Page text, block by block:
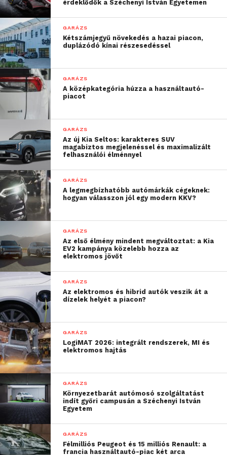
magukban foglalják a gumiabroncs-adományozást, a
tehetséggondozást, a fogyatékkal élők számára
történő munkahelyteremtést, a hátrányos helyzetű
háztartások és helyi közösségek támogatását, a
közlekedésbiztonság javítását, az orvosi
segítségnyújtást és ökoszisztéma-helyreállítási
projekteket.
A Hankook a jövőben is folytatni kívánja a helyi
közösségekkel folytatott, szoros kommunikáción
alapuló kezdeményezéseit, aktívan megvalósítva
vállalati társadalmi felelősségvállalási stratégiáját.
További friss híreket talál a
Csatlakozzon hozzánk aFacebookonis!
érdeklődők a Széchenyi István Egyetemen
GARÁZS
Kétszámjegyű növekedés a hazai piacon,
duplázódó kínai részesedéssel
GARÁZS
A középkategória húzza a használtautó-
piacot
GARÁZS
Az új Kia Seltos: karakteres SUV
magabiztos megjelenéssel és maximalizált
felhasználói élménnyel
GARÁZS
A legmegbízhatóbb autómárkák cégeknek:
hogyan válasszon jól egy modern KKV?
GARÁZS
Az első élmény mindent megváltoztat: a Kia
EV2 kampánya közelebb hozza az
elektromos jövőt
GARÁZS
Az elektromos és hibrid autók veszik át a
dízelek helyét a piacon?
GARÁZS
LogiMAT 2026: integrált rendszerek, MI és
elektromos hajtás
GARÁZS
Környezetbarát autómosó szolgáltatást
indít győri campusán a Széchenyi István
Egyetem
GARÁZS
Félmilliós Peugeot és 15 milliós Renault: a
francia használtautó-piac két arca